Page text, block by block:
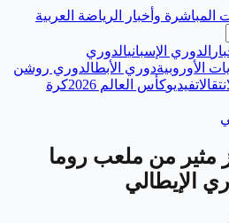
المباشرة وأخبار الرياضة العربية
الدوري الإسبانيالدوري
الأوروبيةدوري الأبطالدوري روشن
فيديوكأس العالم 2026
كرة
مثير من ملعب روما
الإيطالي